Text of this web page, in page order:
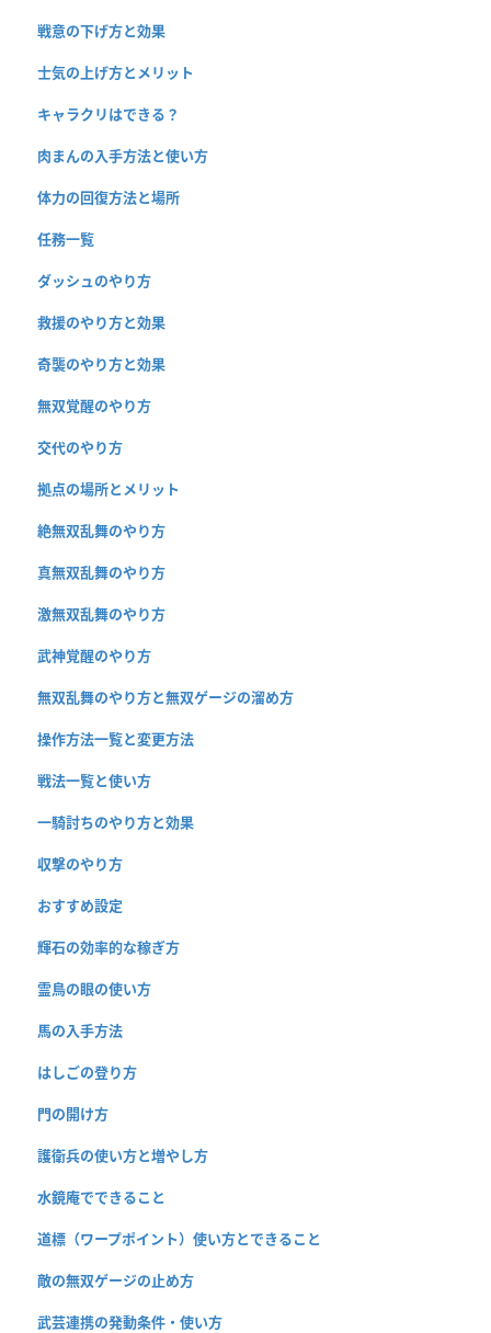
戦意の下げ方と効果
士気の上げ方とメリット
キャラクリはできる？
肉まんの入手方法と使い方
体力の回復方法と場所
任務一覧
ダッシュのやり方
救援のやり方と効果
奇襲のやり方と効果
無双覚醒のやり方
交代のやり方
拠点の場所とメリット
絶無双乱舞のやり方
真無双乱舞のやり方
激無双乱舞のやり方
武神覚醒のやり方
無双乱舞のやり方と無双ゲージの溜め方
操作方法一覧と変更方法
戦法一覧と使い方
一騎討ちのやり方と効果
収撃のやり方
おすすめ設定
輝石の効率的な稼ぎ方
霊鳥の眼の使い方
馬の入手方法
はしごの登り方
門の開け方
護衛兵の使い方と増やし方
水鏡庵でできること
道標（ワープポイント）使い方とできること
敵の無双ゲージの止め方
武芸連携の発動条件・使い方